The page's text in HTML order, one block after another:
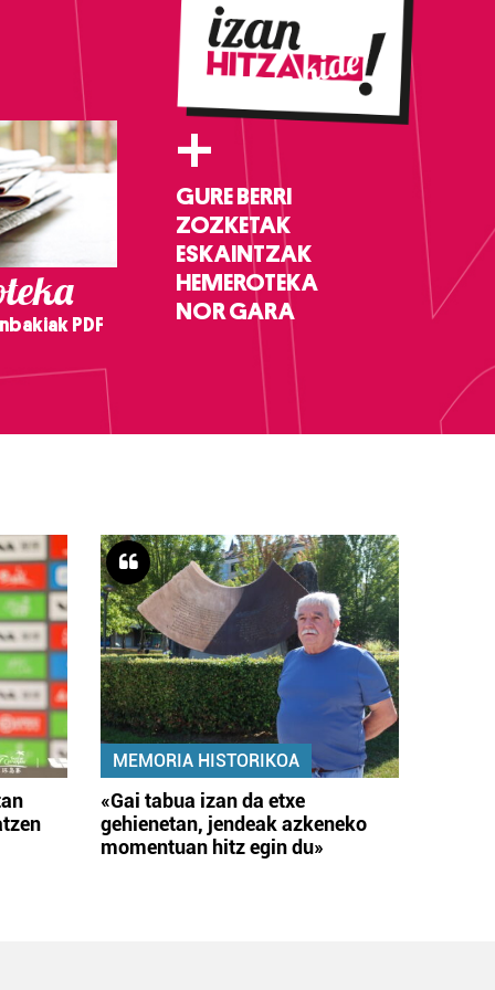
PDF
+
GURE BERRI
ZOZKETAK
ESKAINTZAK
HEMEROTEKA
NOR GARA
MEMORIA HISTORIKOA
«Gai tabua izan da etxe
gehienetan, jendeak azkeneko
momentuan hitz egin du»